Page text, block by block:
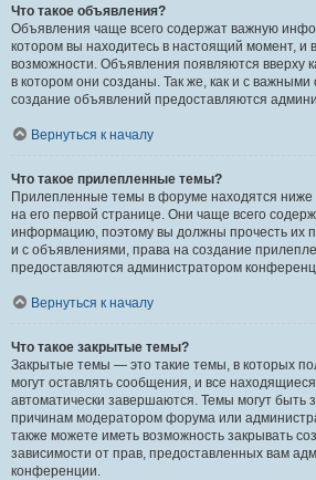
Что такое объявления?
Объявления чаще всего содержат важную
котором вы находитесь в настоящий момент, и
возможности. Объявления появляются вверху
в котором они созданы. Так же, как и с
создание объявлений предоставляются
Вернуться к началу
Что такое прилепленные темы?
Прилепленные темы в форуме находятся ниже
на его первой странице. Они чаще всего
информацию, поэтому вы должны прочесть их
и с объявлениями, права на создание
предоставляются администратором
Вернуться к началу
Что такое закрытые темы?
Закрытые темы — это такие темы, в которых
могут оставлять сообщения, и все
автоматически завершаются. Темы могут быть
причинам модератором форума или
также можете иметь возможность закрывать
зависимости от прав, предоставленных вам
конференции.